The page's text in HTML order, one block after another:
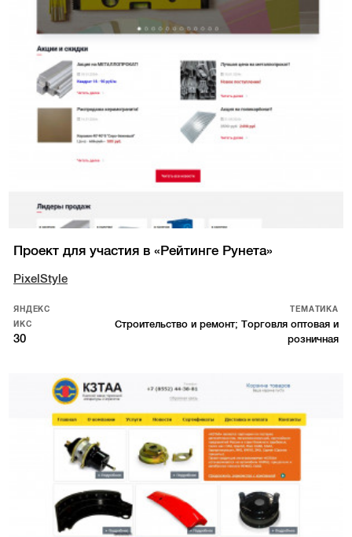
Проект для участия в «Рейтинге Рунета»
PixelStyle
ЯНДЕКС
ИКС
30
ТЕМАТИКА
Строительство и ремонт; Торговля оптовая и
розничная